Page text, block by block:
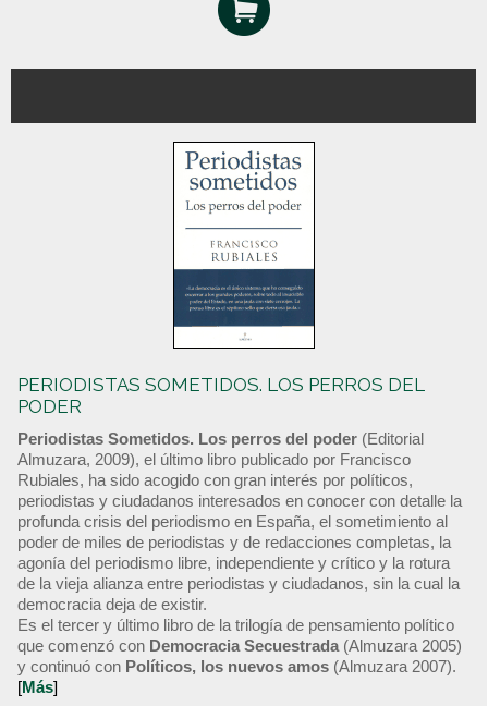
PERIODISTAS SOMETIDOS. LOS PERROS DEL
PODER
Periodistas Sometidos. Los perros del poder (Editorial
Almuzara, 2009), el último libro publicado por Francisco
Rubiales, ha sido acogido con gran interés por políticos,
periodistas y ciudadanos interesados en conocer con detalle la
profunda crisis del periodismo en España, el sometimiento al
poder de miles de periodistas y de redacciones completas, la
agonía del periodismo libre, independiente y crítico y la rotura
de la vieja alianza entre periodistas y ciudadanos, sin la cual la
democracia deja de existir.
Es el tercer y último libro de la trilogía de pensamiento político
que comenzó con Democracia Secuestrada (Almuzara 2005)
y continuó con Políticos, los nuevos amos (Almuzara 2007).
[Más]